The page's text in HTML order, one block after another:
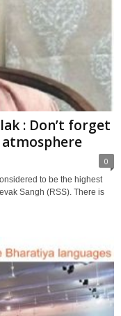
: Don’t forget
0
to be the highest
Sangh (RSS). There is